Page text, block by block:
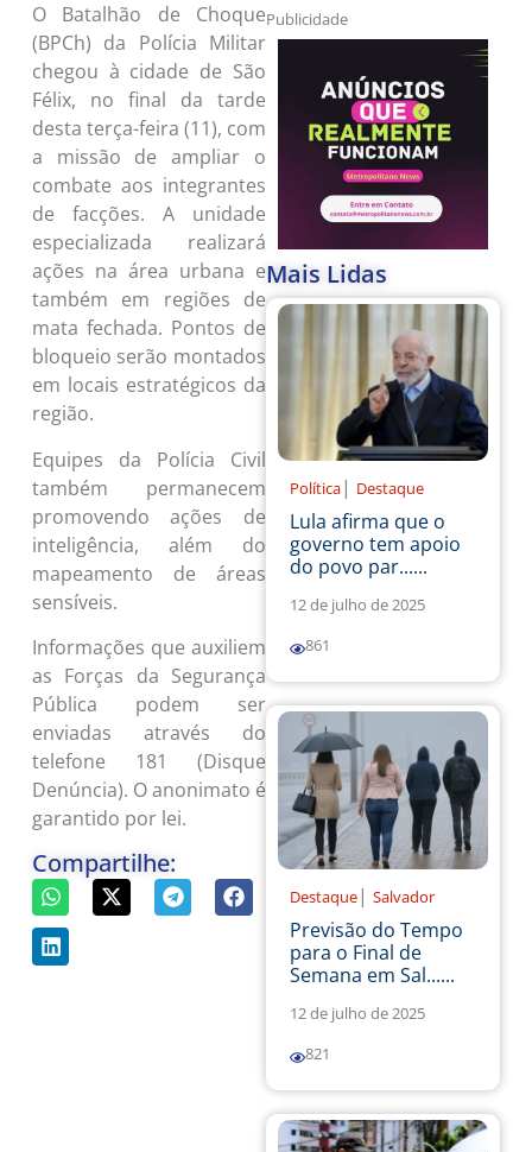
O Batalhão de Choque
(BPCh) da Polícia Militar
chegou à cidade de São
Félix, no final da tarde
desta terça-feira (11), com
a missão de ampliar o
combate aos integrantes
de facções. A unidade
especializada realizará
ações na área urbana e
também em regiões de
mata fechada. Pontos de
bloqueio serão montados
em locais estratégicos da
região.
Equipes da Polícia Civil
também permanecem
promovendo ações de
inteligência, além do
mapeamento de áreas
sensíveis.
Informações que auxiliem
as Forças da Segurança
Pública podem ser
enviadas através do
telefone 181 (Disque
Denúncia). O anonimato é
garantido por lei.
Compartilhe:
Publicidade
Mais Lidas
Política | Destaque
Lula afirma que o
governo tem apoio
do povo par......
12 de julho de 2025
861
Destaque | Salvador
Previsão do Tempo
para o Final de
Semana em Sal......
12 de julho de 2025
821